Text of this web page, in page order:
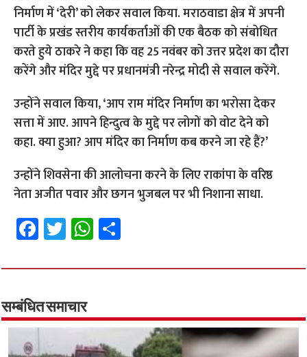
निर्माण में ‘देरी’ को लेकर सवाल किया. मराठवाडा क्षेत्र में अपनी
पार्टी के प्रखंड स्तरीय कार्यकर्ताओं की एक बैठक को संबोधित
करते हुये ठाकरे ने कहा कि वह 25 नवंबर को उत्तर प्रदेश का दौरा
करेंगे और मंदिर मुद्दे पर प्रधानमंत्री नरेन्द्र मोदी से सवाल करेंगे.
उन्होंने सवाल किया, ‘आप राम मंदिर निर्माण का भरोसा देकर
सत्ता में आए. आपने हिन्दुत्व के मुद्दे पर लोगों को वोट देने को
कहा. क्या हुआ? आप मंदिर का निर्माण कब करने जा रहे हैं?’
उन्होंने शिवसेना की आलोचना करने के लिए राकांपा के वरिष्ठ
नेता अजीत पवार और छगन भुजबल पर भी निशाना साधा.
Fa
ce
b
o
o
k
T
wi
tt
er
W
h
at
p
p
ar
सम्बंधित समाचार